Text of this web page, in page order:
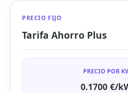
PRECIO FIJO
Tarifa Ahorro Plus
PRECIO POR
0.1700 €/